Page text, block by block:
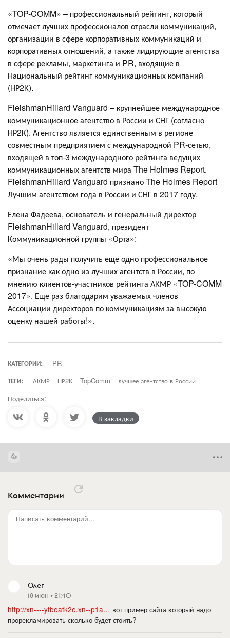
«TOP-COMM» – профессиональный рейтинг, который
отмечает лучших профессионалов отрасли коммуникаций,
организации в сфере корпоративных коммуникаций и
корпоративных отношений, а также лидирующие агентства
в сфере рекламы, маркетинга и PR, входящие в
Национальный рейтинг коммуникационных компаний
(НР2К).
FleishmanHillard Vanguard – крупнейшее международное
коммуникационное агентство в России и СНГ (согласно
НР2К). Агентство является единственным в регионе
совместным предприятием с международной PR-сетью,
входящей в топ-3 международного рейтинга ведущих
коммуникационных агентств мира The Holmes Report.
FleishmanHillard Vanguard признано The Holmes Report
Лучшим агентством года в России и СНГ в 2017 году.
Елена Фадеева, основатель и генеральный директор
FleishmanHillard Vanguard, президент
Коммуникационной группы «Орта»:
«Мы очень рады получить еще одно профессиональное
признание как одно из лучших агентств в России, по
мнению клиентов-участников рейтинга АКМР «TOP-COMM
2017». Еще раз благодарим уважаемых членов
Ассоциации директоров по коммуникациям за высокую
оценку нашей работы!».
КАТЕГОРИИ:
PR
ТЕГИ:
АКМР НР2К TopComm лучшее агентство в России
Поделиться:
В закладки
Комментарии
Написать комментарий...
Олег
18 июн • 21:40
http://xn----ytbeatk2e.xn--p1a… вот пример сайта который надо
прорекламировать сколько будет стоить?